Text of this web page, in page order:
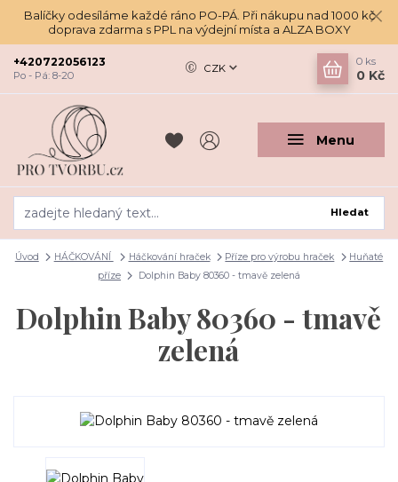
Balíčky odesíláme každé ráno PO-PÁ. Při nákupu nad 1000 kč
doprava zdarma s PPL na výdejní místa a ALZA BOXY
Menu
CZK
Hledat
+420722056123
Po - Pá: 8-20
0 ks
0 Kč
Úvod HÁČKOVÁNÍ Háčkování hraček Příze pro výrobu hraček
Huňaté
příze
Dolphin Baby 80360 - tmavě zelená
Dolphin Baby 80360 - tmavě
zelená